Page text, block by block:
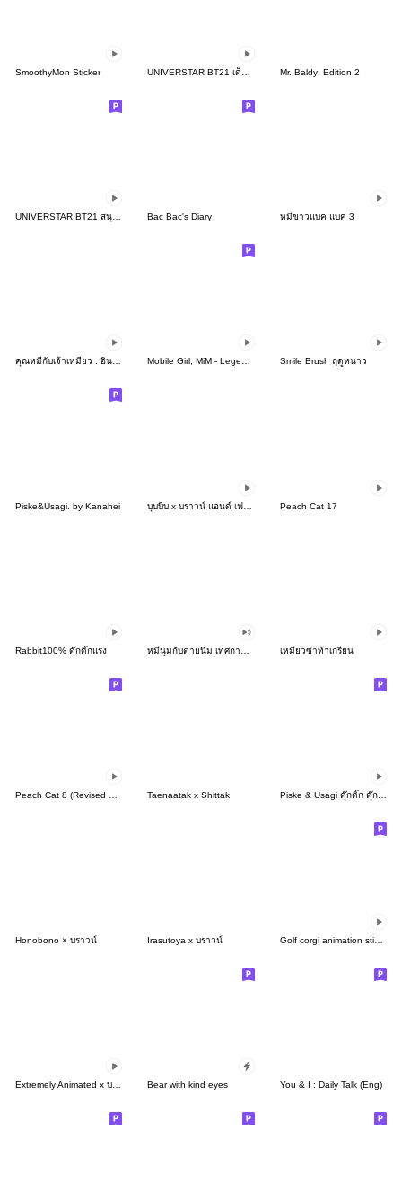
SmoothyMon Sticker Mr. Baldy: Edition 2
Bac Bac's Diary หมีขาวแบค แบค 3
คุณหมีกับเจ้าเหมียว : อินเลิฟ Mobile Girl, MiM - Legend - v2 Smile Brush ฤดูหนาว
Piske&Usagi. by Kanahei Peach Cat 17
Rabbit100% ดุ๊กดิ๊กแรง เหมียวซ่าท้าเกรียน
Peach Cat 8 (Revised Version) Taenaatak x Shittak Piske & Usagi ดุ๊กดิ๊ก ดุ๊กดิ๊ก 4
Honobono × บราวน์ Irasutoya x บราวน์ Golf corgi animation stickers
Bear with kind eyes You & I : Daily Talk (Eng)